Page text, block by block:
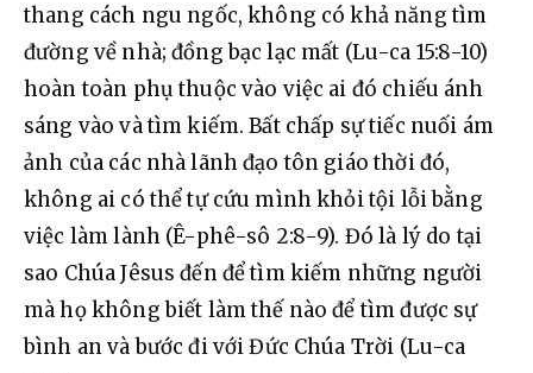
thang cách ngu ngốc, không có khả năng tìm
đường về nhà; đồng bạc lạc mất (Lu-ca 15:8-10)
hoàn toàn phụ thuộc vào việc ai đó chiếu ánh
sáng vào và tìm kiếm. Bất chấp sự tiếc nuối ám
ảnh của các nhà lãnh đạo tôn giáo thời đó,
không ai có thể tự cứu mình khỏi tội lỗi bằng
việc làm lành (Ê-phê-sô 2:8-9). Đó là lý do tại
sao Chúa Jêsus đến để tìm kiếm những người
mà họ không biết làm thế nào để tìm được sự
bình an và bước đi với Đức Chúa Trời (Lu-ca